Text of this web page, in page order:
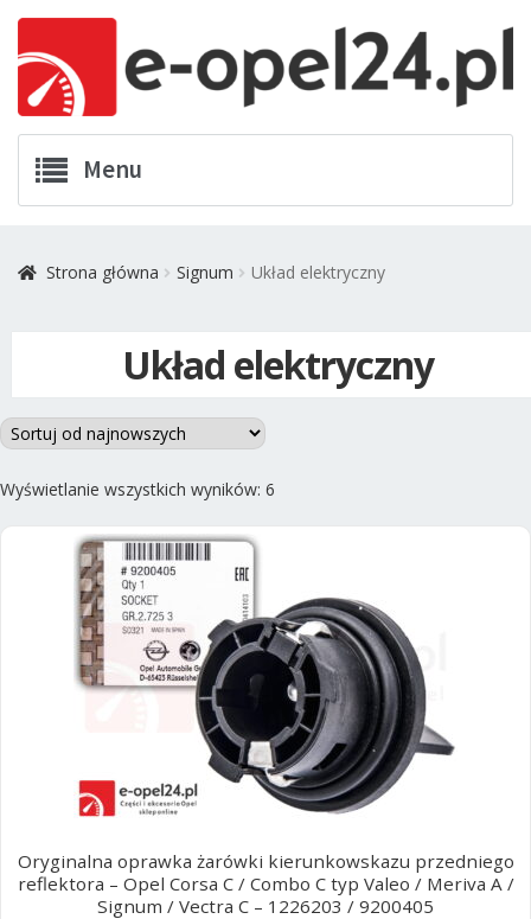
nawigacji
treści
Menu
Koszyk
Promocje
Poradniki
Strona główna Signum Układ elektryczny
Układ elektryczny
Wyświetlanie wszystkich wyników: 6
Oryginalna oprawka żarówki kierunkowskazu przedniego
reflektora – Opel Corsa C / Combo C typ Valeo / Meriva A /
Signum / Vectra C – 1226203 / 9200405